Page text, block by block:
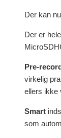
Der kan
Der er hele
Pre-
virkelig
ellers ikke
Smart
som